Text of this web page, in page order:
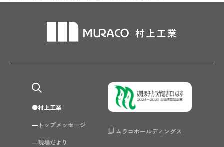
村上工業
トップメッセージ
現場だより
ムラコホールディングス